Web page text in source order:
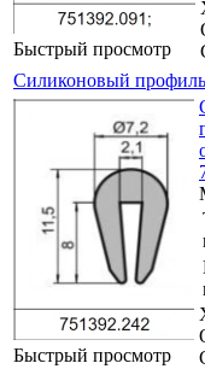
Быстрый просмотр
Силиконовый
Быстрый просмотр